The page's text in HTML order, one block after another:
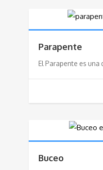
Parapente
El Parapente es una
Buceo